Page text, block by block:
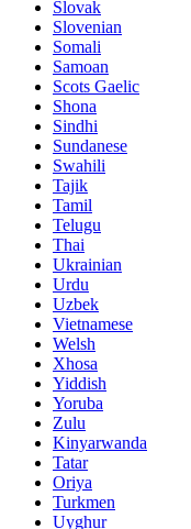
Slovak
Slovenian
Somali
Samoan
Scots Gaelic
Shona
Sindhi
Sundanese
Swahili
Tajik
Tamil
Telugu
Thai
Ukrainian
Urdu
Uzbek
Vietnamese
Welsh
Xhosa
Yiddish
Yoruba
Zulu
Kinyarwanda
Tatar
Oriya
Turkmen
Uyghur